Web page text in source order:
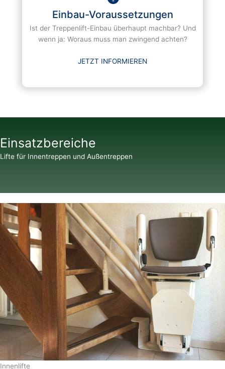
Einbau-Voraussetzungen
Ist der Treppenlift-Einbau überhaupt machbar? Und
wenn ja: Woraus muss man zwingend achten?
JETZT INFORMIEREN
Einsatzbereiche
Lifte für Innentreppen und Außentreppen
Innenlifte